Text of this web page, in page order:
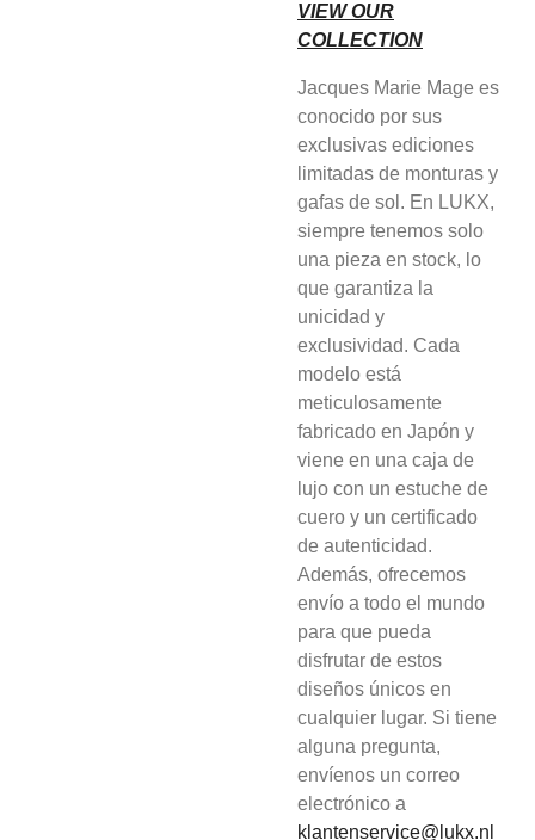
VIEW OUR
COLLECTION
Jacques Marie Mage es
conocido por sus
exclusivas ediciones
limitadas de monturas y
gafas de sol. En LUKX,
siempre tenemos solo
una pieza en stock, lo
que garantiza la
unicidad y
exclusividad. Cada
modelo está
meticulosamente
fabricado en Japón y
viene en una caja de
lujo con un estuche de
cuero y un certificado
de autenticidad.
Además, ofrecemos
envío a todo el mundo
para que pueda
disfrutar de estos
diseños únicos en
cualquier lugar. Si tiene
alguna pregunta,
envíenos un correo
electrónico a
klantenservice@lukx.nl